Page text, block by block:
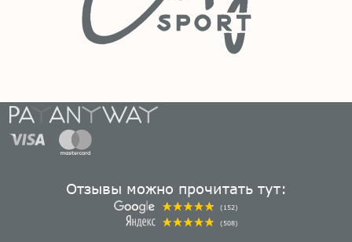
Отзывы можно прочитать тут:
(152)
(508)